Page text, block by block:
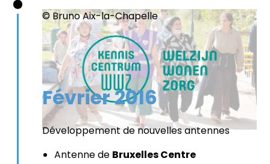
© Bruno Aix-la-Chapelle
Février 2016
Développement de nouvelles antennes
Antenne de Bruxelles Centre